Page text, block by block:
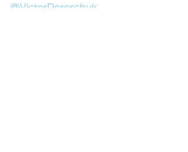
@VictorDoroschuk